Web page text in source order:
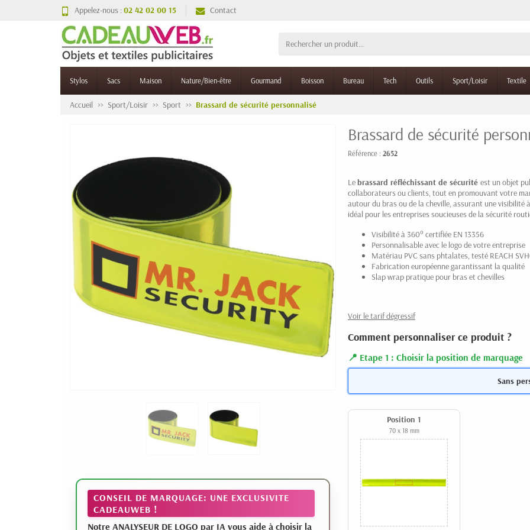
Appelez-nous :02 42 02 00 15 Contact
Stylos Sacs Maison Nature/Bien-être Gourmand Boisson Bureau Tech Outils Sport/Loisir Textile
Accueil Sport/Loisir Sport Brassard de sécurité personnalisé
CONSEIL DE MARQUAGE: UNE EXCLUSIVITE
CADEAUWEB !
Notre ANALYSEUR DE LOGO par IA vous aide à choisir la
Brassard de sécurité
Référence : 2652
Lebrassard réfléchissant de sécurité est un objet
collaborateurs ou clients, tout en promouvant votre
autour du bras ou de la cheville, assurant une
idéal pour les entreprises soucieuses de la sécurité
Visibilité à 360° certifiée EN 13356
Personnalisable avec le logo de votre entreprise
Matériau PVC sans phtalates, testé REACH
Fabrication européenne garantissant la qualité
Slap wrap pratique pour bras et chevilles
Voir le tarif dégressif
Comment personnaliser ce produit ?
Etape 1 : Choisir la position de marquage
Sans
Position 1
70 x 18 mm